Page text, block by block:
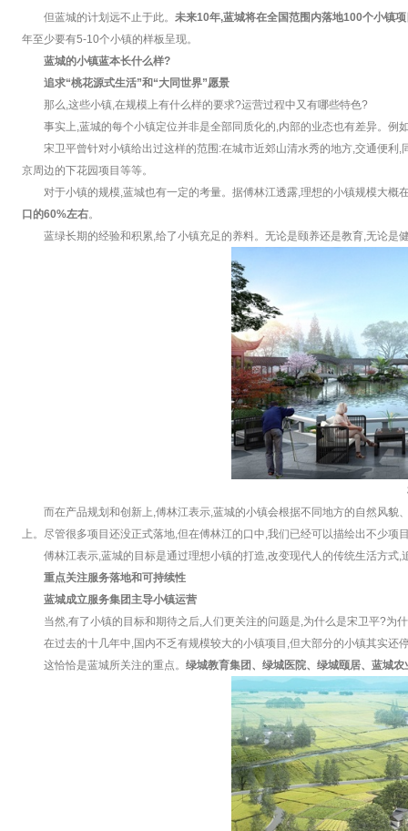
但蓝城的计划远不止于此。 未来10年,蓝城将在全国范围内落地100个小镇
年至少要有5-10个小镇的样板呈现。
蓝城的小镇蓝本长什么样?
追求“桃花源式生活”和“大同世界”愿景
那么,这些小镇,在规模上有什么样的要求?运营过程中又有哪些特色?
事实上,蓝城的每个小镇定位并非是全部同质化的,内部的业态也有差异。
宋卫平曾针对小镇给出过这样的范围:在城市近郊山清水秀的地方,交通便
京周边的下花园项目等等。
对于小镇的规模,蓝城也有一定的考量。据傅林江透露,理想的小镇规模大概
口的60%左右。
蓝绿长期的经验和积累,给了小镇充足的养料。无论是颐养还是教育,无论是
而在产品规划和创新上,傅林江表示,蓝城的小镇会根据不同地方的自然风
上。尽管很多项目还没正式落地,但在傅林江的口中,我们已经可以描绘出不少项
傅林江表示,蓝城的目标是通过理想小镇的打造,改变现代人的传统生活方式,
重点关注服务落地和可持续性
蓝城成立服务集团主导小镇运营
当然,有了小镇的目标和期待之后,人们更关注的问题是,为什么是宋卫平?
在过去的十几年中,国内不乏有规模较大的小镇项目,但大部分的小镇其实
这恰恰是蓝城所关注的重点。 绿城教育集团、绿城医院、绿城颐居、蓝城